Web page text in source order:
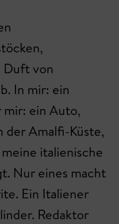
Duft von
In mir: ein
ein Auto,
der Amalfi-Küste,
italienische
Nur eines macht
Ein Italiener
Redaktor